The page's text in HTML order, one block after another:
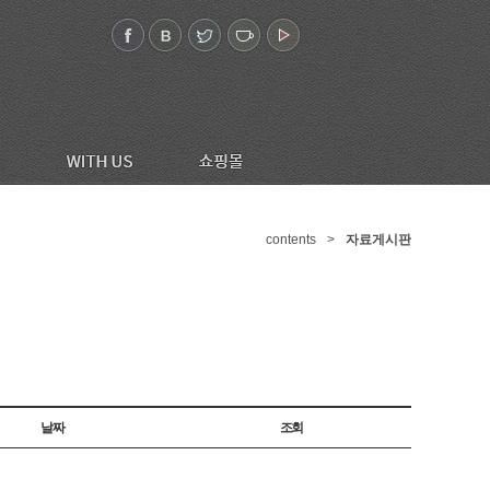
contents > 자료게시판
날짜 조회